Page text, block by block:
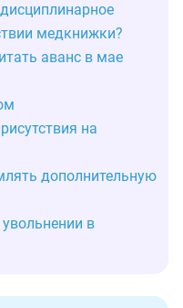
медкнижки?
аванс в мае
на
дополнительную
в